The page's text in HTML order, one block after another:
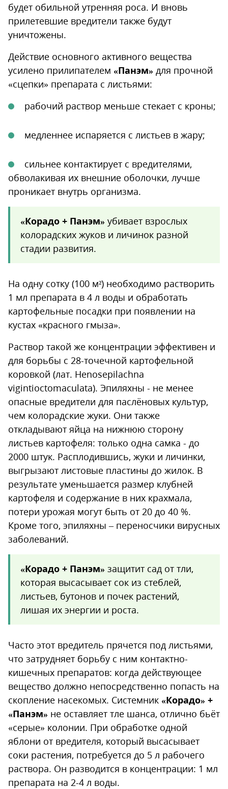
будет обильной утренняя роса. И вновь
прилетевшие вредители также будут
уничтожены.
Действие основного активного вещества
усилено прилипателем «Панэм» для прочной
«сцепки» препарата с листьями:
рабочий раствор меньше стекает с кроны;
медленнее испаряется с листьев в жару;
сильнее контактирует с вредителями,
обволакивая их внешние оболочки, лучше
проникает внутрь организма.
«Корадо + Панэм» убивает взрослых
колорадских жуков и личинок разной
стадии развития.
На одну сотку (100 м²) необходимо растворить
1 мл препарата в 4 л воды и обработать
картофельные посадки при появлении на
кустах «красного гмыза».
Раствор такой же концентрации эффективен и
для борьбы с 28-точечной картофельной
коровкой (лат. Henosepilachna
vigintioctomaculata). Эпиляхны - не менее
опасные вредители для паслёновых культур,
чем колорадские жуки. Они также
откладывают яйца на нижнюю сторону
листьев картофеля: только одна самка - до
2000 штук. Расплодившись, жуки и личинки,
выгрызают листовые пластины до жилок. В
результате уменьшается размер клубней
картофеля и содержание в них крахмала,
потери урожая могут быть от 20 до 40 %.
Кроме того, эпиляхны – переносчики вирусных
заболеваний.
«Корадо + Панэм» защитит сад от тли,
которая высасывает сок из стеблей,
листьев, бутонов и почек растений,
лишая их энергии и роста.
Часто этот вредитель прячется под листьями,
что затрудняет борьбу с ним контактно-
кишечных препаратов: когда действующее
вещество должно непосредственно попасть на
скопление насекомых. Системник «Корадо» +
«Панэм» не оставляет тле шанса, отлично бьёт
«серые» колонии. При обработке одной
яблони от вредителя, который высасывает
соки растения, потребуется до 5 л рабочего
раствора. Он разводится в концентрации: 1 мл
препарата на 2-4 л воды.